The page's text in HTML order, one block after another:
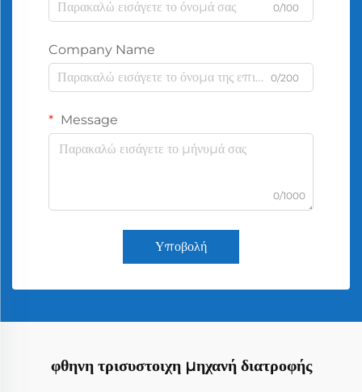
0/100
Company Name
0/200
Message
0/1000
Υποβολή
φθηνη τρισυστοιχη μηχανή διατροφής